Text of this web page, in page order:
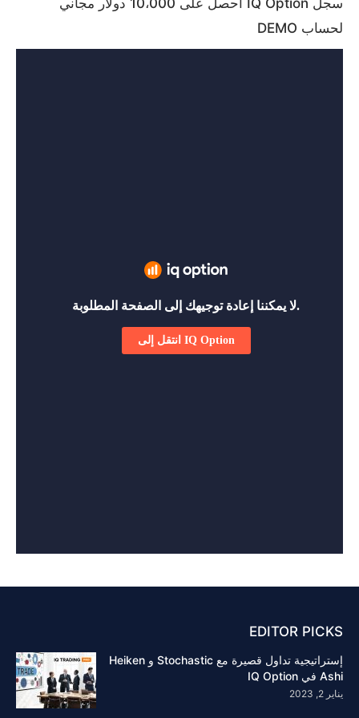
لحساب DEMO
EDITOR PICKS
إستراتيجية تداول قصيرة مع Stochastic و Heiken
Ashi في IQ Option
يناير 2, 2023